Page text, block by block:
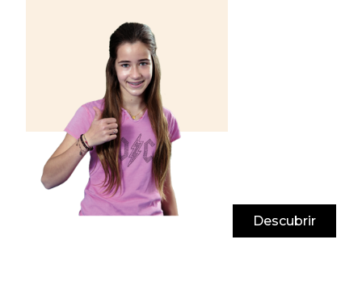
Descubrir